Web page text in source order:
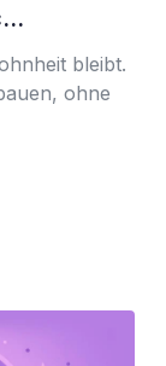
bleibt.
ohne